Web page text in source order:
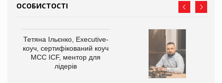
ОСОБИСТОСТІ
Тетяна Ільєнко, Executive-
коуч, сертифікований коуч
МСС ICF, ментор для
лідерів